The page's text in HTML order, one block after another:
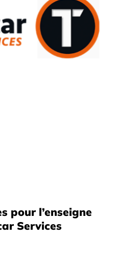
pour l’enseigne
Services